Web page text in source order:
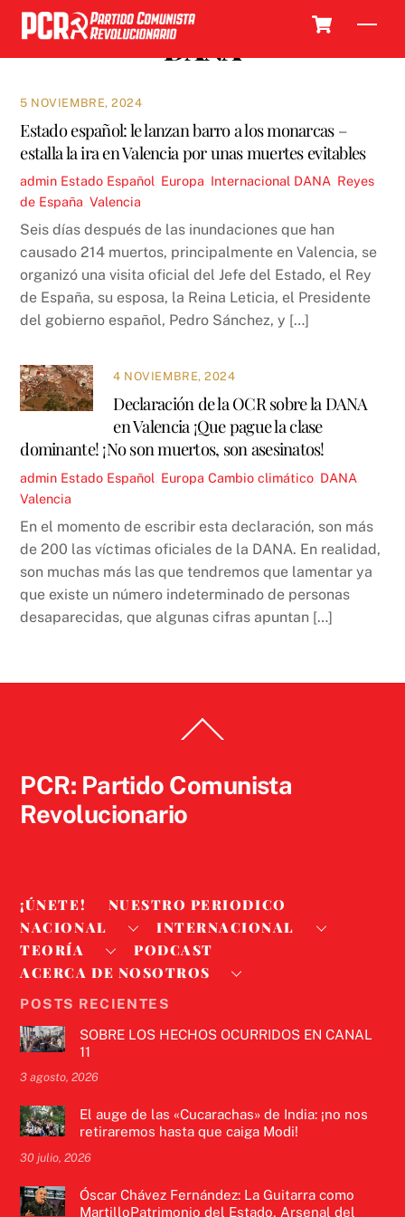
Skip
content
DANA
5 NOVIEMBRE, 2024
Estado español: le lanzan barro a los monarcas –
estalla la ira en Valencia por unas muertes evitables
admin Estado Español Europa Internacional DANA Reyes
de España ,Valencia
Seis días después de las inundaciones que han
causado 214 muertos, principalmente en Valencia, se
organizó una visita oficial del Jefe del Estado, el Rey
de España, su esposa, la Reina Leticia, el Presidente
del gobierno español, Pedro Sánchez, y […]
4 NOVIEMBRE, 2024
Declaración de la OCR sobre la DANA
en Valencia ¡Que pague la clase
dominante! ¡No son muertos, son asesinatos!
admin Estado Español Europa Cambio climático DANA
Valencia
En el momento de escribir esta declaración, son más
de 200 las víctimas oficiales de la DANA. En realidad,
son muchas más las que tendremos que lamentar ya
que existe un número indeterminado de personas
desaparecidas, que algunas cifras apuntan […]
To
PCR: Partido Comunista
Revolucionario
¡ÚNETE!
NUESTRO PERIODICO
NACIONAL
INTERNACIONAL
TEORÍA
PODCAST
ACERCA DE NOSOTROS
POSTS RECIENTES
SOBRE LOS HECHOS OCURRIDOS EN CANAL
11
3 agosto, 2026
El auge de las «Cucarachas» de India: ¡no nos
retiraremos hasta que caiga Modi!
30 julio, 2026
Óscar Chávez Fernández: La Guitarra como
MartilloPatrimonio del Estado, Arsenal del